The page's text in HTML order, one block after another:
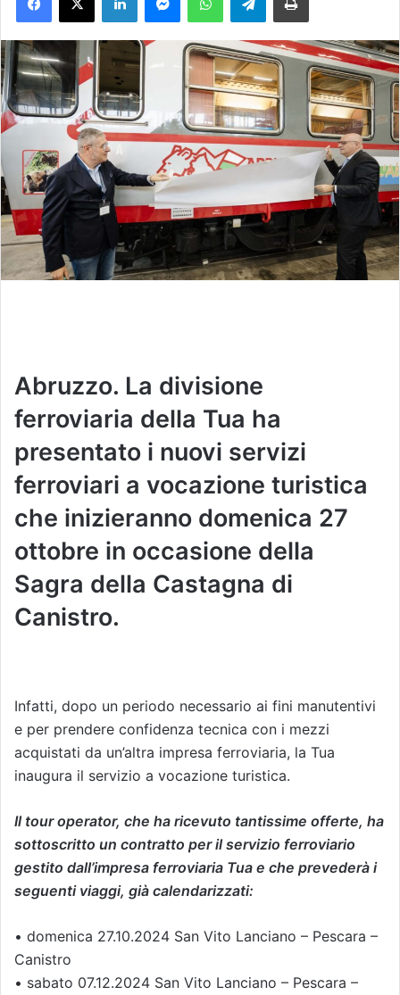
a
n
e
m
a
i
Abruzzo. La divisione
ferroviaria della Tua ha
presentato i nuovi servizi
ferroviari a vocazione turistica
che inizieranno domenica 27
ottobre in occasione della
Sagra della Castagna di
Canistro.
Infatti, dopo un periodo necessario ai fini manutentivi
e per prendere confidenza tecnica con i mezzi
acquistati da un’altra impresa ferroviaria, la Tua
inaugura il servizio a vocazione turistica.
Il tour operator, che ha ricevuto tantissime offerte, ha
sottoscritto un contratto per il servizio ferroviario
gestito dall’impresa ferroviaria Tua e che prevederà i
seguenti viaggi, già calendarizzati:
• domenica 27.10.2024 San Vito Lanciano – Pescara –
Canistro
• sabato 07.12.2024 San Vito Lanciano – Pescara –